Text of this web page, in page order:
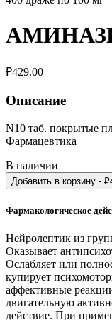
₽429.00
Описание
N10 таб. покрытые
Фармацевтика
В наличии
Добавить в корзину - ₽
Фармакологическое
Нейролептик из
Оказывает
Ослабляет или
купирует
аффективные
двигательную
действие. При